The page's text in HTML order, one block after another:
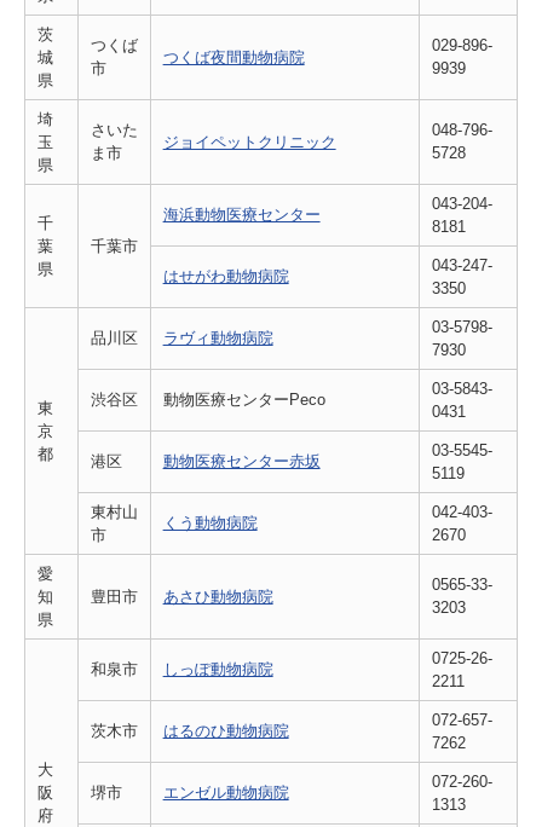
茨
城
県
つくば
市
つくば夜間動物病院
029-896-
9939
埼
玉
県
さいた
ま市
ジョイペットクリニック
048-796-
5728
千
葉
県
千葉市
海浜動物医療センター
043-204-
8181
はせがわ動物病院
043-247-
3350
東
京
都
品川区 ラヴィ動物病院
03-5798-
7930
渋谷区 動物医療センターPeco
03-5843-
0431
港区 動物医療センター赤坂
03-5545-
5119
東村山
市
くう動物病院
042-403-
2670
愛
知
県
豊田市 あさひ動物病院
0565-33-
3203
大
阪
府
和泉市 しっぽ動物病院
0725-26-
2211
茨木市 はるのひ動物病院
072-657-
7262
堺市 エンゼル動物病院
072-260-
1313